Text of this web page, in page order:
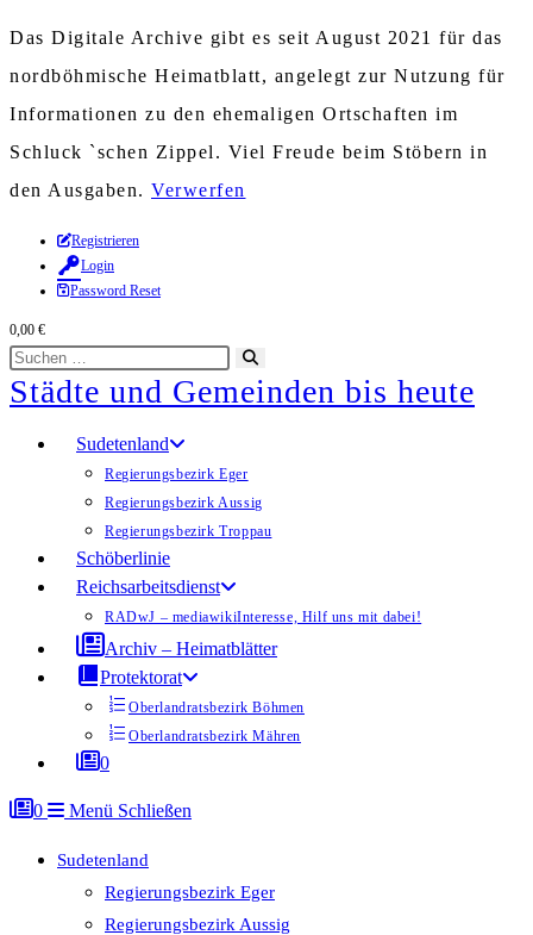
Das Digitale Archive gibt es seit August 2021 für das
nordböhmische Heimatblatt, angelegt zur Nutzung für
Informationen zu den ehemaligen Ortschaften im
Schluck `schen Zippel. Viel Freude beim Stöbern in
den Ausgaben. Verwerfen
Zum
Inhalt
springen
Registrieren
Login
Password Reset
0,00 €
Diese
Website
durchsuchen
starten
Städte und Gemeinden bis heute
Sudetenland
Regierungsbezirk Eger
Regierungsbezirk Aussig
Regierungsbezirk Troppau
Schöberlinie
Reichsarbeitsdienst
RADwJ – mediawikiInteresse, Hilf uns mit dabei!
Archiv – Heimatblätter
Protektorat
Oberlandratsbezirk Böhmen
Oberlandratsbezirk Mähren
0
0 Menü Schließen
Sudetenland
Regierungsbezirk Eger
Regierungsbezirk Aussig